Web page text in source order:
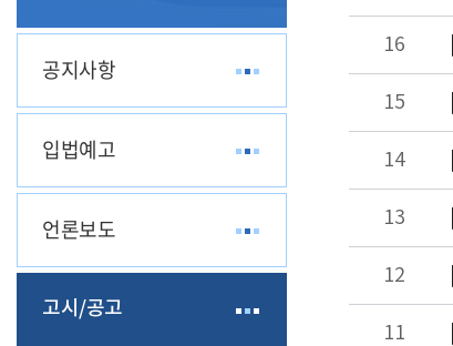
공지사항
입법예고
언론보도
고시/공고
16
15
14
13
12
11